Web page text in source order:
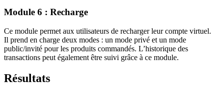
Module 6 : Recharge
Ce module permet aux utilisateurs de recharger leur compte virtuel.
Il prend en charge deux modes : un mode privé et un mode
public/invité pour les produits commandés. L’historique des
transactions peut également être suivi grâce à ce module.
Résultats